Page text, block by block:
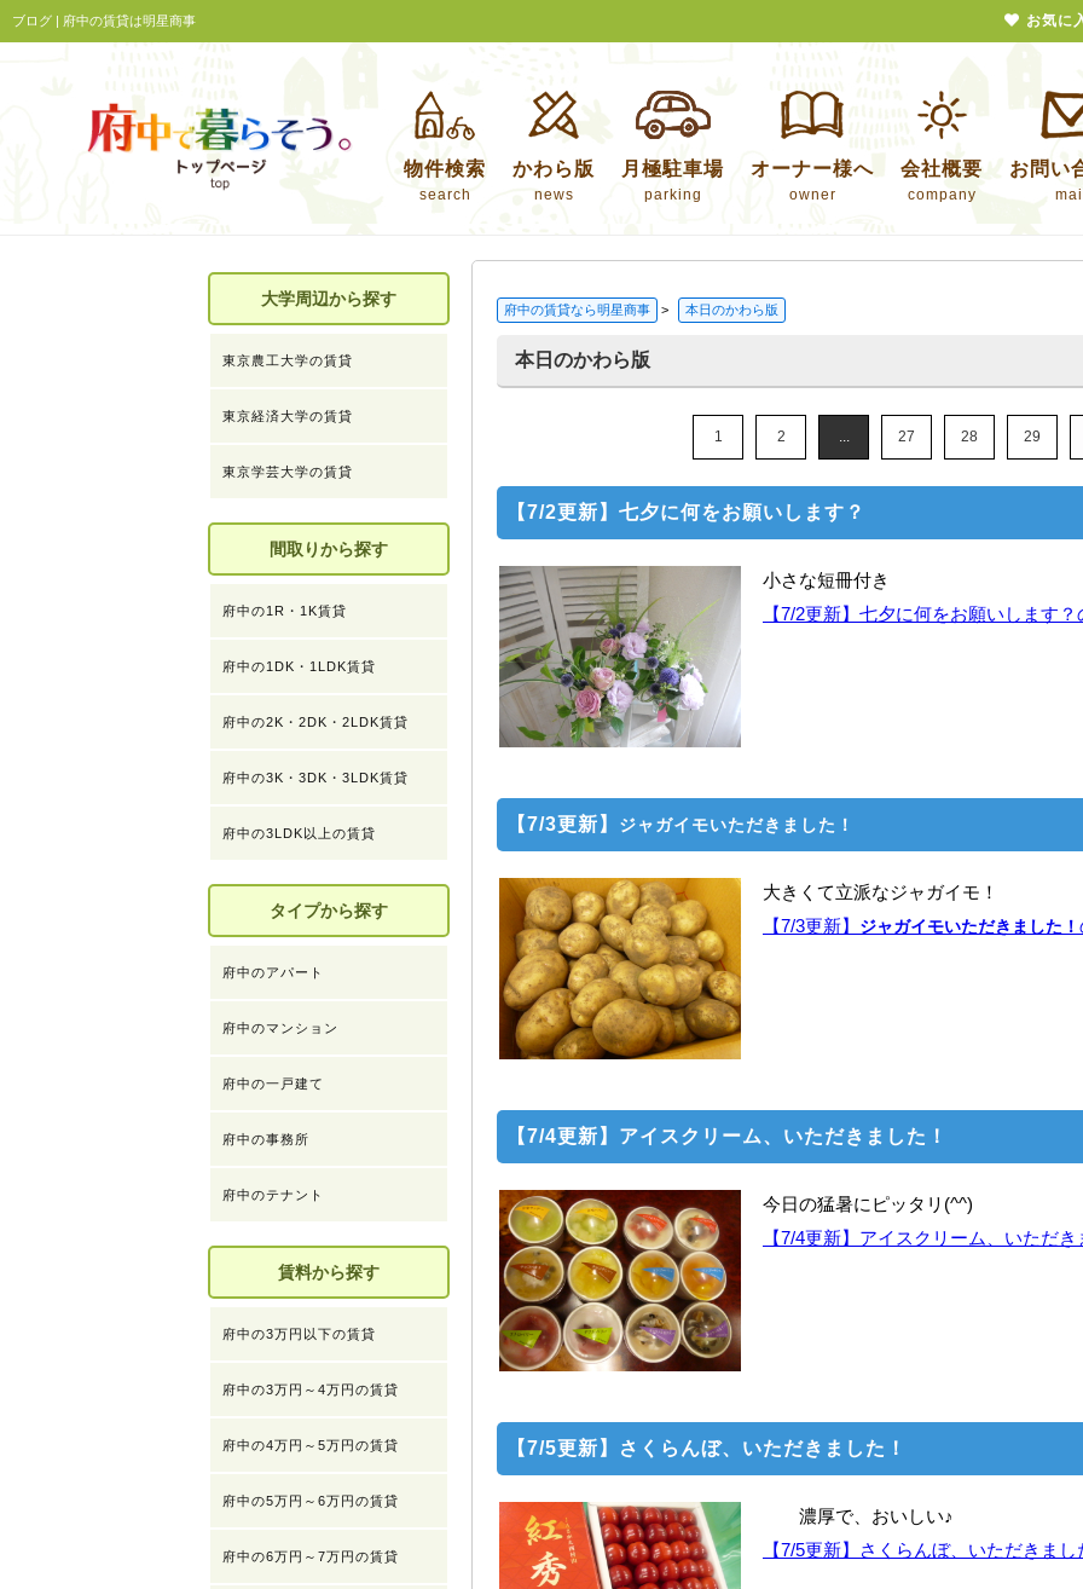
ブログ | 府中の賃貸は明星商事
物件検索
search
かわら版
news
月極駐車場
parking
オーナー様へ
owner
会社概要
company
お問い
mail
府中の賃貸なら明星商事 > 本日のかわら版
本日のかわら版
1 2 ... 27 28 29
【7/2更新】七夕に何をお願いします？
小さな短冊付き
【7/2更新】七夕に何をお願いします
【7/3更新】 ジャガイモいただきました！
大きくて立派なジャガイモ！
【7/3更新】 ジャガイモいただきました！
【7/4更新】アイスクリーム、いただきました！
今日の猛暑にピッタリ(^^)
【7/4更新】アイスクリーム、いただ
【7/5更新】さくらんぼ、いただきました！
濃厚で、おいしい♪
【7/5更新】さくらんぼ、いただきま
大学周辺から探す
東京農工大学の賃貸
東京経済大学の賃貸
東京学芸大学の賃貸
間取りから探す
府中の1R・1K賃貸
府中の1DK・1LDK賃貸
府中の2K・2DK・2LDK賃貸
府中の3K・3DK・3LDK賃貸
府中の3LDK以上の賃貸
タイプから探す
府中のアパート
府中のマンション
府中の一戸建て
府中の事務所
府中のテナント
賃料から探す
府中の3万円以下の賃貸
府中の3万円～4万円の賃貸
府中の4万円～5万円の賃貸
府中の5万円～6万円の賃貸
府中の6万円～7万円の賃貸
お気に